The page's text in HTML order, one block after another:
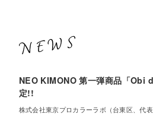
NEO KIMONO 第一弾商品「Obi
定!!
株式会社東京プロカラーラボ（台東区、代